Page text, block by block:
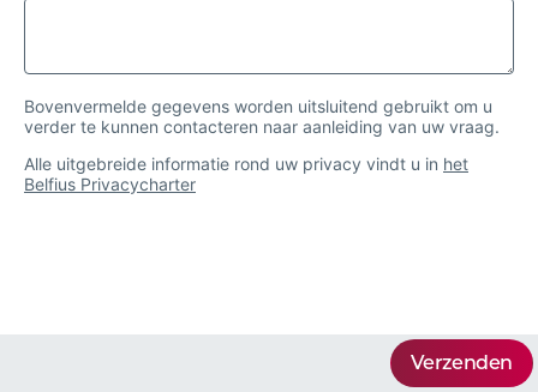
Bovenvermelde gegevens worden uitsluitend gebruikt om u
verder te kunnen contacteren naar aanleiding van uw vraag.
Alle uitgebreide informatie rond uw privacy vindt u in het
Belfius Privacycharter
Verzenden